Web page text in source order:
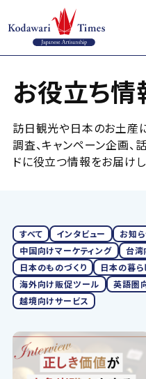
お役立ち情
訪日観光や日本のお土産
調査、キャンペーン企画、
ドに役立つ情報をお届けし
すべて インタビュー お知
中国向けマーケティング
台湾
日本のものづくり
日本の暮ら
海外向け販促ツール
英語圏
越境向けサービス